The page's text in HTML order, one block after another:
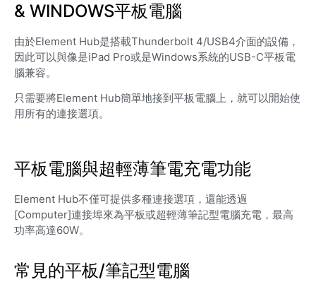
& WINDOWS平板電腦
由於Element Hub是搭載Thunderbolt 4/USB4介面的設備，
因此可以與像是iPad Pro或是Windows系統的USB-C平板電
腦兼容。
只需要將Element Hub簡單地接到平板電腦上，就可以開始使
用所有的連接選項。
平板電腦與超輕薄筆電充電功能
Element Hub不僅可提供多種連接選項，還能透過
[Computer]連接埠來為平板或超輕薄筆記型電腦充電，最高
功率高達60W。
常見的平板/筆記型電腦